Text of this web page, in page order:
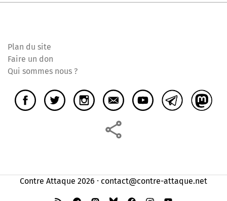
Plan du site
Faire un don
Qui sommes nous ?
Contre Attaque 2026 ⸱ contact@contre-attaque.net